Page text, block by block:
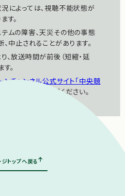
によっては、視聴不能状態が
す。
ムの障害、天災その他の事態
中止されることがあります。
、放送時間が前後（短縮・延
。
ンチャンネル公式サイト「中央競
組ページ
をご確認ください。
トップへ戻る